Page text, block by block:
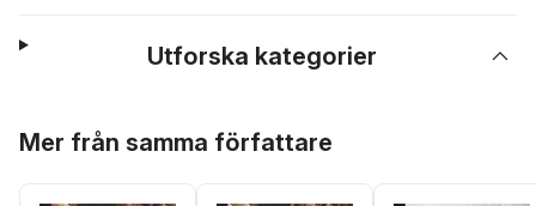
Utforska kategorier
Mer från samma författare